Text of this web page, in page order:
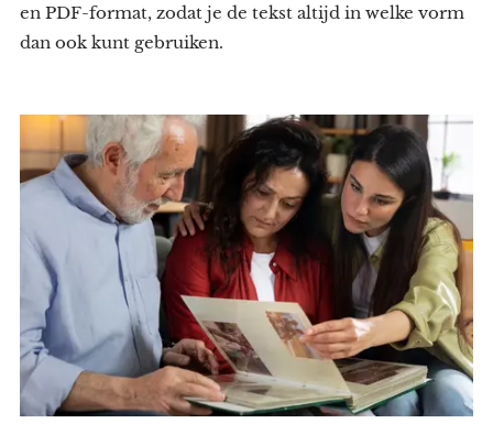
en PDF-format, zodat je de tekst altijd in welke vorm
dan ook kunt gebruiken.